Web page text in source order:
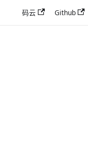
码云 Github